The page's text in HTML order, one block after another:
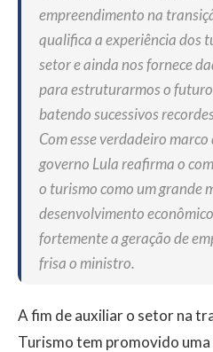
empreendimento na
qualifica a experiência dos
setor e ainda nos fornece
para estruturarmos o
batendo sucessivos
Com esse verdadeiro
governo Lula reafirma o
o turismo como um grande
desenvolvimento
fortemente a geração de
frisa o ministro.
A fim de auxiliar o setor na
Turismo tem promovido